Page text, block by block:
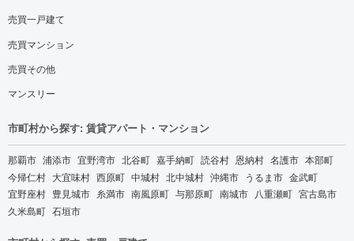
売買一戸建て
売買マンション
売買その他
マンスリー
市町村から探す: 賃貸アパート・マンション
那覇市 浦添市 宜野湾市 北谷町 嘉手納町 読谷村 恩納村 名護市 本部町
今帰仁村 大宜味村 西原町 中城村 北中城村 沖縄市 うるま市 金武町
宜野座村 豊見城市 糸満市 南風原町 与那原町 南城市 八重瀬町 宮古島市
久米島町 石垣市